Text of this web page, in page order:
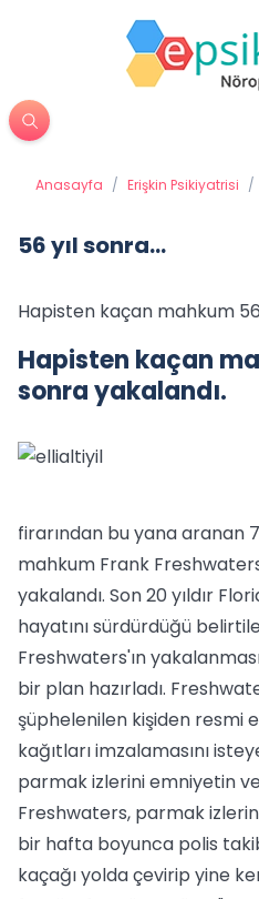
Anasayfa / Erişkin Psikiyatrisi /
56 yıl sonra...
Hapisten kaçan mahkum
Hapisten kaçan
sonra yakalandı.
firarından bu yana aranan
mahkum Frank
yakalandı. Son 20 yıldır
hayatını sürdürdüğü
Freshwaters'ın
bir plan hazırladı.
şüphelenilen kişiden resmi
kağıtları imzalamasını
parmak izlerini emniyetin
Freshwaters, parmak
bir hafta boyunca polis
kaçağı yolda çevirip yine